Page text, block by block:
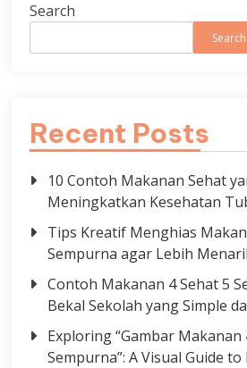
Search
Search
Recent Posts
10 Contoh Makanan Sehat
Meningkatkan Kesehatan
Tips Kreatif Menghias
Sempurna agar Lebih
Contoh Makanan 4 Sehat 5
Bekal Sekolah yang Simple
Exploring “Gambar Makanan
Sempurna”: A Visual Guide to